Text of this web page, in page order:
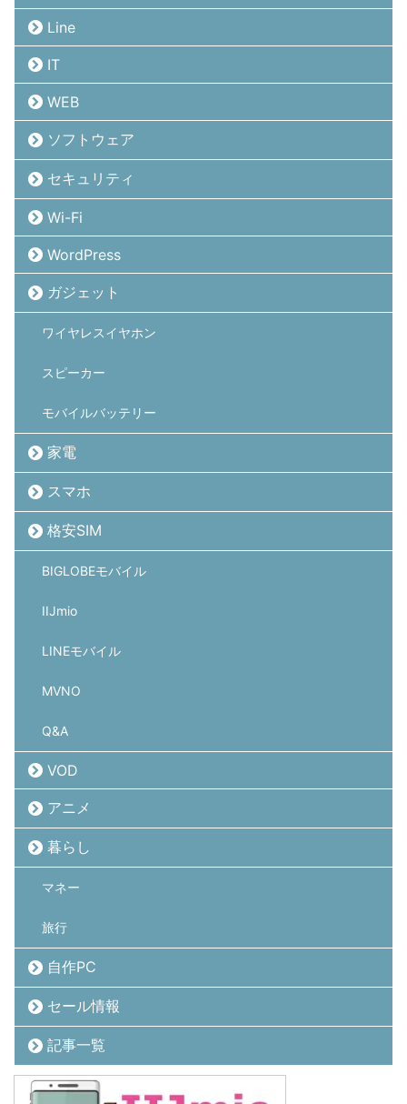
Line
IT
WEB
ソフトウェア
セキュリティ
Wi-Fi
WordPress
ガジェット
ワイヤレスイヤホン
スピーカー
モバイルバッテリー
家電
スマホ
格安SIM
BIGLOBEモバイル
IIJmio
LINEモバイル
MVNO
Q&A
VOD
アニメ
暮らし
マネー
旅行
自作PC
セール情報
記事一覧